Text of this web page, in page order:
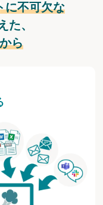
に不可欠な
た、
ら